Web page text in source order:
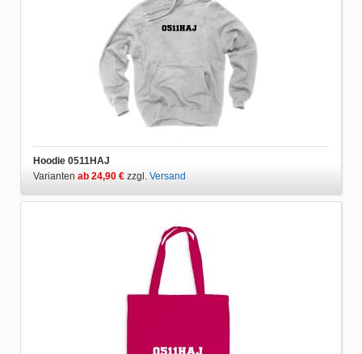
Hoodie 0511HAJ
Varianten ab 24,90 € zzgl. Versand